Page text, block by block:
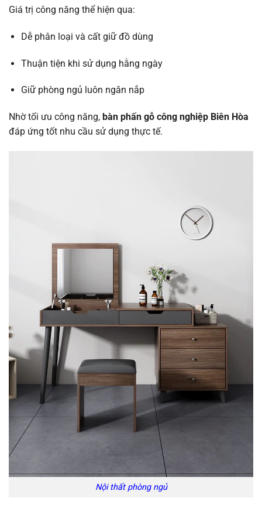
Giá trị công năng thể hiện qua:
Dễ phân loại và cất giữ đồ dùng
Thuận tiện khi sử dụng hằng ngày
Giữ phòng ngủ luôn ngăn nắp
Nhờ tối ưu công năng, bàn phấn gỗ công nghiệp Biên Hòa
đáp ứng tốt nhu cầu sử dụng thực tế.
Nội thất phòng ngủ